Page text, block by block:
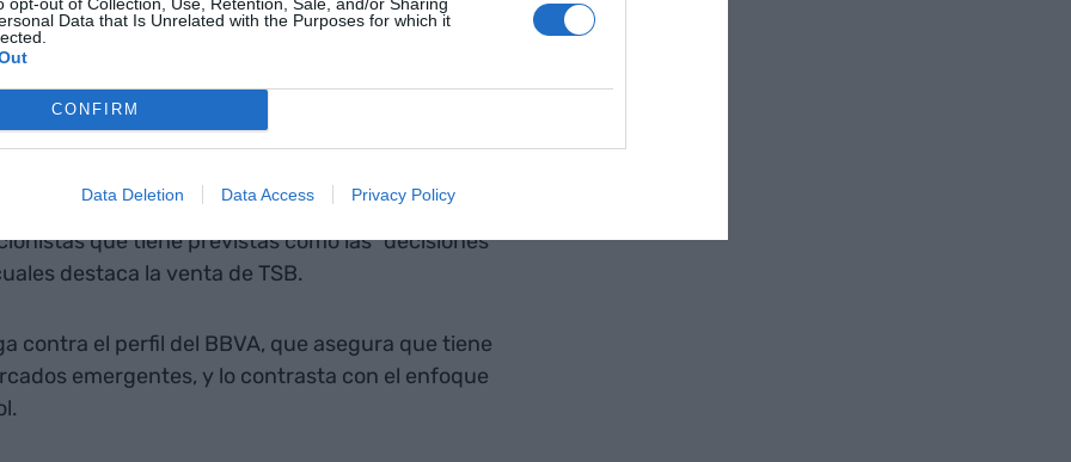
Data that Is Unrelated with the Purposes for which it
CONFIRM
Data Deletion Data Access Privacy Policy
"ofrece condiciones peores que la oferta
participación en la nueva entidad
que en la propuesta de mayo de 2024". "La
infravalora el Sabadell y su perspectiva de
por la entidad.
de sus acciones "continuará", y defiende
que tiene previstas como las "decisiones
destaca la venta de TSB.
contra el perfil del BBVA, que asegura que tiene
emergentes, y lo contrasta con el enfoque